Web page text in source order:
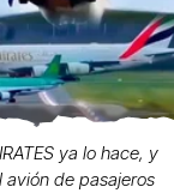
ya lo hace, y
de pasajeros